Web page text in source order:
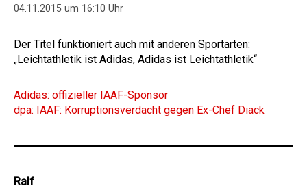
04.11.2015 um 16:10 Uhr
Der Titel funktioniert auch mit anderen Sportarten:
„Leichtathletik ist Adidas, Adidas ist Leichtathletik“
Adidas: offizieller IAAF-Sponsor
dpa: IAAF: Korruptionsverdacht gegen Ex-Chef Diack
Ralf